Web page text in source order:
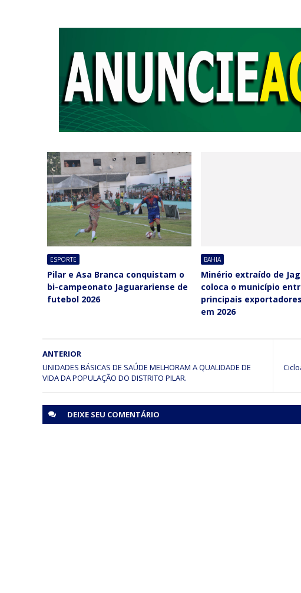
ESPORTE
Pilar e Asa Branca conquistam o
bi-campeonato Jaguarariense de
futebol 2026
BAHIA
Minério extraído de
coloca o município
principais
em 2026
ANTERIOR
UNIDADES BÁSICAS DE SAÚDE MELHORAM A QUALIDADE DE
DEIXE SEU COMENTÁRIO